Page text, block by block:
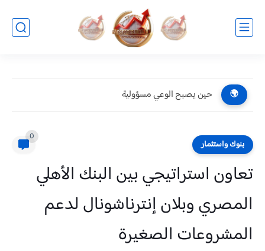
🌍 حين يصبح الوعي مسؤولية
بنوك واستثمار
0
تعاون استراتيجي بين البنك الأهلي
المصري وبلان إنترناشونال لدعم
المشروعات الصغيرة